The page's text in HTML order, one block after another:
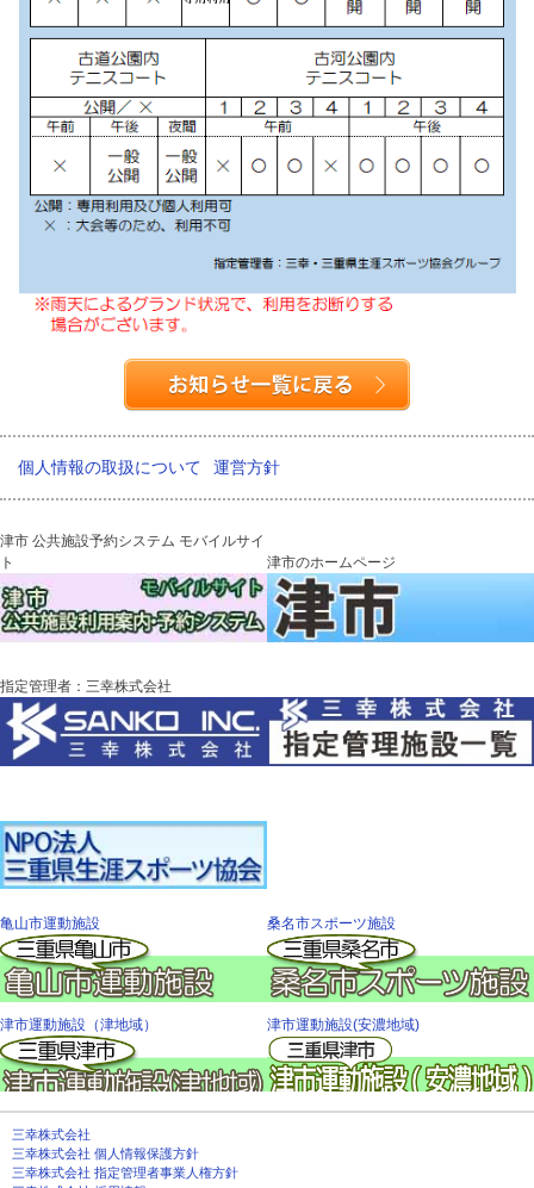
個人情報の取扱について 運営方針
津市 公共施設予約システム モバイルサイ
ト
津市のホームページ
指定管理者：三幸株式会社